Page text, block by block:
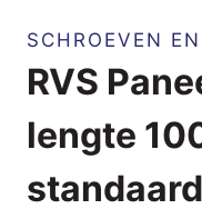
SCHROEVEN
RVS
lengte